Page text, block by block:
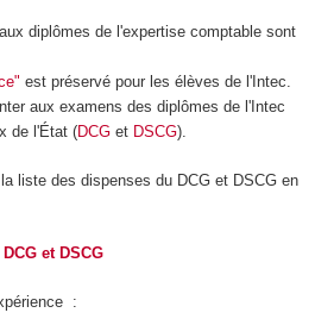
diplômes de l'expertise comptable sont
est préservé pour les élèves de l'Intec.
aux examens des diplômes de l'Intec
de l'État (DCGet DSCG).
liste des dispenses du DCG et DSCG en
et DSCG
: